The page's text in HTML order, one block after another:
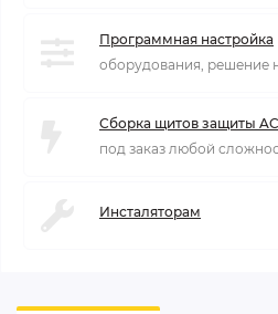
Программная настройка
оборудования, решение
Сборка щитов защиты
под заказ любой
Инсталяторам